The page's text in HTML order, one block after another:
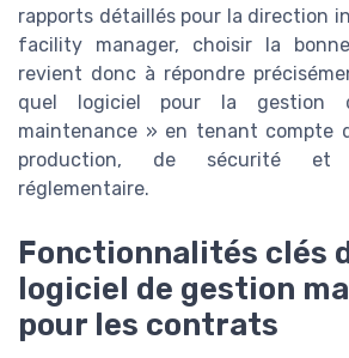
rapports détaillés pour la direction
facility manager, choisir la
revient donc à répondre
quel logiciel pour la gestion
maintenance » en tenant compte
production, de sécurité et
réglementaire.
Fonctionnalités clés
logiciel de gestion
pour les contrats